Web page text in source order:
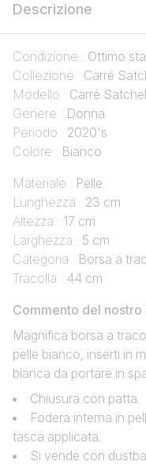
Descrizione
Condizione : Ottimo
Collezione : Carré
Modello : Carré Satchel
Genere : Donna
Periodo : 2020's
Colore : Bianco
Materiale : Pelle
Lunghezza : 23 cm
Altezza : 17 cm
Larghezza : 5 cm
Categoria : Borsa a
Tracolla : 44 cm
Commento del nostro
Magnifica borsa a
pelle bianco, inserti in
bianca da portare in
Chiusura con patta.
Fodera interna in
tasca applicata.
Si vende con